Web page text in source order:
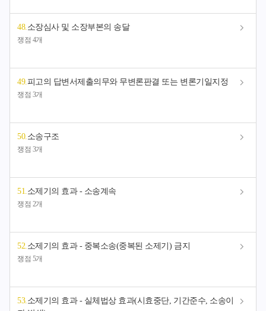
48.소장심사 및 소장부본의 송달
쟁점 4개
49.피고의 답변서제출의무와 무변론판결 또는 변론기일지정
쟁점 3개
50.소송구조
쟁점 3개
51.소제기의 효과 - 소송계속
쟁점 2개
52.소제기의 효과 - 중복소송(중복된 소제기) 금지
쟁점 5개
53.소제기의 효과 - 실체법상 효과(시효중단, 기간준수, 소송이